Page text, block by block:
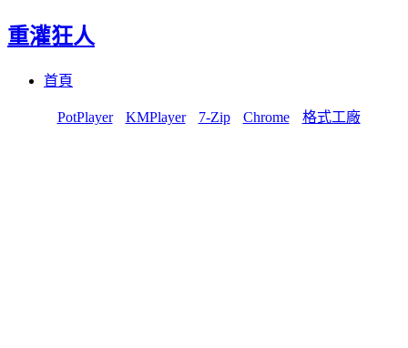
重灌狂人
首頁
PotPlayer KMPlayer 7-Zip Chrome 格式工廠